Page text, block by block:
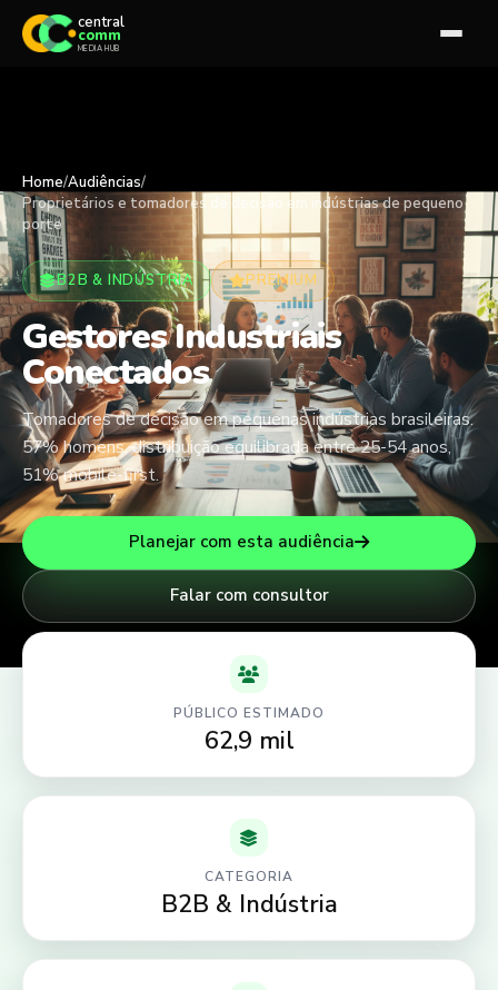
central
comm
MEDIA HUB
Home/Audiências/
Proprietários e tomadores de decisão em indústrias de pequeno
porte
B2B & INDÚSTRIA PREMIUM
Gestores Industriais
Conectados
Tomadores de decisão em pequenas indústrias brasileiras.
57% homens, distribuição equilibrada entre 25-54 anos,
51% mobile-first.
Planejar com esta audiência
Falar com consultor
PÚBLICO ESTIMADO
62,9 mil
CATEGORIA
B2B & Indústria